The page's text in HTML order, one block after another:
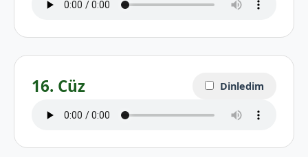
16. Cüz Dinledim